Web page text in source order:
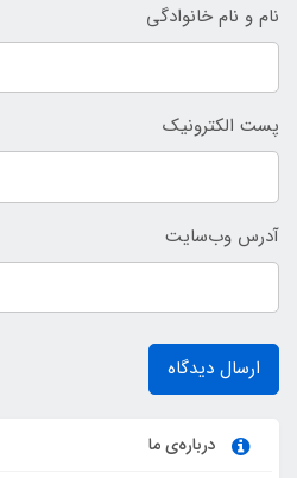
نام و نام خانوادگی
پست الکترونیک
آدرس وب‌سایت
ارسال دیدگاه
درباره‌ی ما